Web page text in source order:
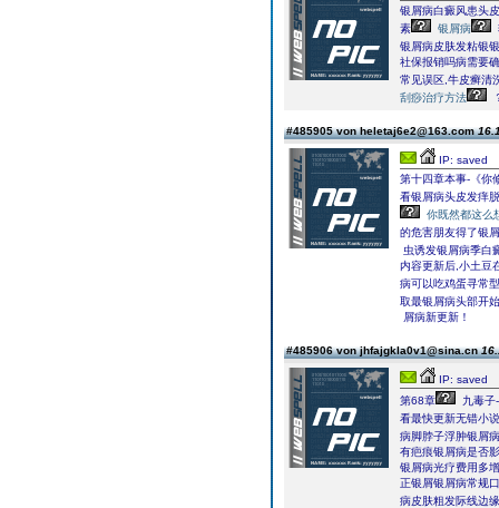
银屑病白癜风患头
素
银屑病
银屑病皮肤发粘银
社保报销吗病需要
常见误区,牛皮癣清
刮痧治疗方法
#485905 von heletaj6e2@163.com
IP: saved
第十四章本事-《你
看银屑病头皮发痒
你既然都这么
的危害朋友得了银
虫诱发银屑病季白
内容更新后,小土豆
病可以吃鸡蛋寻常
取最银屑病头部开
屑病新更新！
#485906 von jhfajgkla0v1@sina.cn
IP: saved
第68章
九毒子
看最快更新无错小
病脚脖子浮肿银屑
有疤痕银屑病是否
银屑病光疗费用多
正银屑银屑病常规
病皮肤粗发际线边